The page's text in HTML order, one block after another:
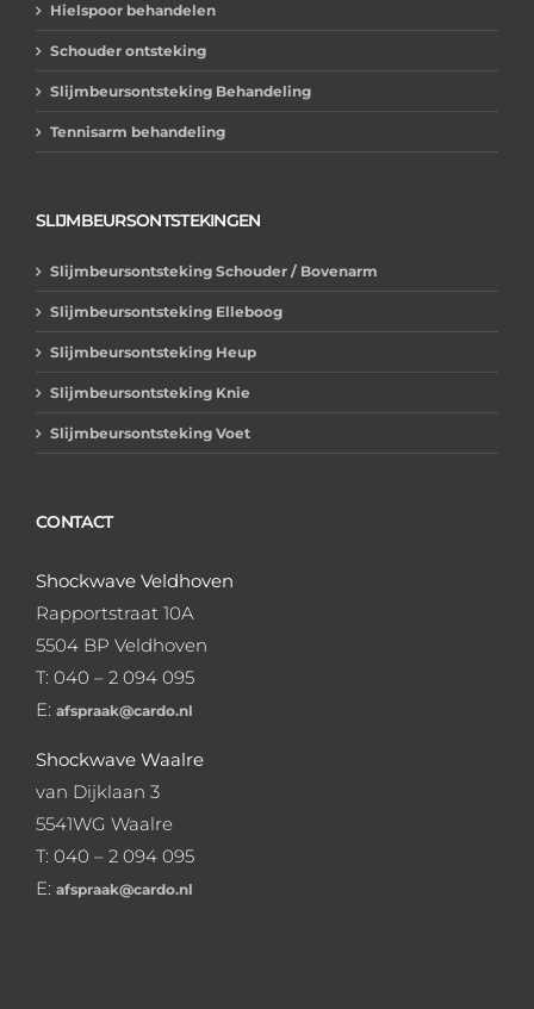
Hielspoor behandelen
Schouder ontsteking
Slijmbeursontsteking Behandeling
Tennisarm behandeling
SLIJMBEURSONTSTEKINGEN
Slijmbeursontsteking Schouder / Bovenarm
Slijmbeursontsteking Elleboog
Slijmbeursontsteking Heup
Slijmbeursontsteking Knie
Slijmbeursontsteking Voet
CONTACT
Shockwave Veldhoven
Rapportstraat 10A
5504 BP Veldhoven
T: 040 – 2 094 095
E: afspraak@cardo.nl
Shockwave Waalre
van Dijklaan 3
5541WG Waalre
T: 040 – 2 094 095
E: afspraak@cardo.nl